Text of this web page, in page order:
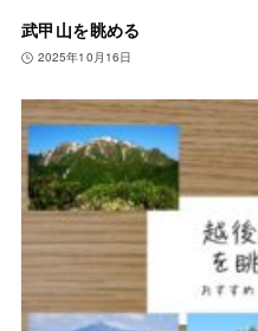
武甲山を眺める
2025年10月16日